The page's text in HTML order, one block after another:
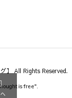
】 All Rights Reserved.
is free".